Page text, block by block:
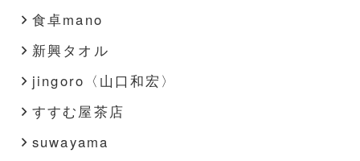
食卓mano
新興タオル
jingoro〈山口和宏〉
すすむ屋茶店
suwayama